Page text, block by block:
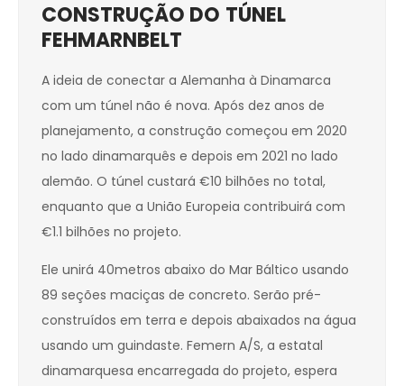
CONSTRUÇÃO DO TÚNEL
FEHMARNBELT
A ideia de conectar a Alemanha à Dinamarca
com um túnel não é nova. Após dez anos de
planejamento, a construção começou em 2020
no lado dinamarquês e depois em 2021 no lado
alemão. O túnel custará €10 bilhões no total,
enquanto que a União Europeia contribuirá com
€1.1 bilhões no projeto.
Ele unirá 40metros abaixo do Mar Báltico usando
89 seções maciças de concreto. Serão pré-
construídos em terra e depois abaixados na água
usando um guindaste. Femern A/S, a estatal
dinamarquesa encarregada do projeto, espera